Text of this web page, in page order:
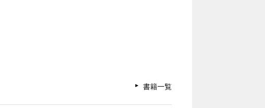
書籍一覧